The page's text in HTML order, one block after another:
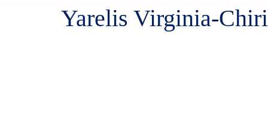
Yarelis Virginia-